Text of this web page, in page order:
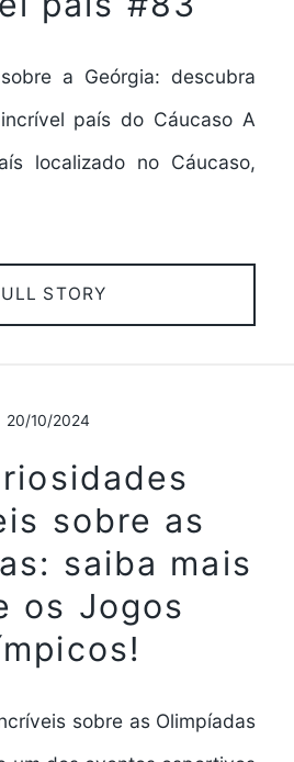
a Geórgia: descubra
país do Cáucaso A
localizado no Cáucaso,
STORY
20/10/2024
sobre as
saiba mais
os Jogos
sobre as Olimpíadas